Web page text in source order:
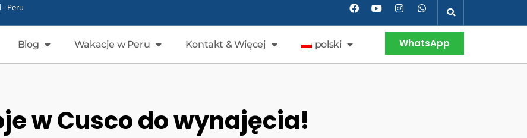
- Peru
Blog Wakacje w Peru Kontakt & Więcej polski WhatsApp
w Cusco do wynajęcia!